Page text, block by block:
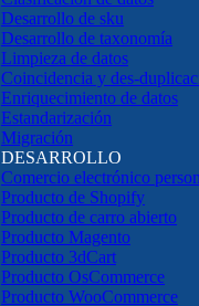
Desarrollo de sku
Desarrollo de taxonomía
Limpieza de datos
Coincidencia y des-
Enriquecimiento de datos
Estandarización
Migración
DESARROLLO
Comercio electrónico
Producto de Shopify
Producto de carro abierto
Producto Magento
Producto 3dCart
Producto OsCommerce
Producto WooCommerce